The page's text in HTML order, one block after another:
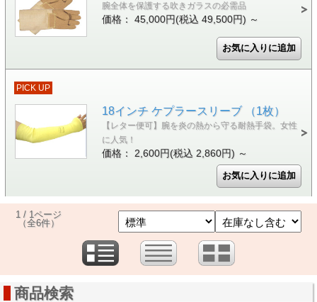
腕全体を保護する吹きガラスの必需品
価格： 45,000円(税込 49,500円) ～
PICK UP
18インチ ケプラースリーブ （1枚）
【レター便可】腕を炎の熱から守る耐熱手袋。女性
に人気！
価格： 2,600円(税込 2,860円) ～
1 / 1ページ
（全6件）
商品検索